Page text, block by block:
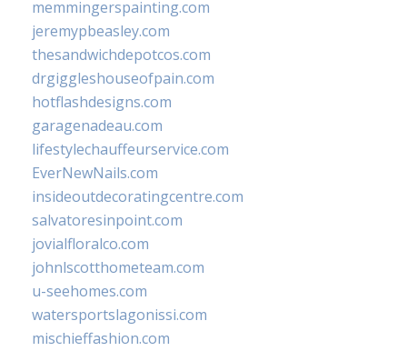
memmingerspainting.com
jeremypbeasley.com
thesandwichdepotcos.com
drgiggleshouseofpain.com
hotflashdesigns.com
garagenadeau.com
lifestylechauffeurservice.com
EverNewNails.com
insideoutdecoratingcentre.com
salvatoresinpoint.com
jovialfloralco.com
johnlscotthometeam.com
u-seehomes.com
watersportslagonissi.com
mischieffashion.com